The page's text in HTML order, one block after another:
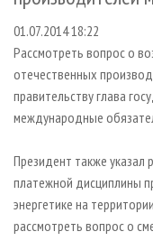
СУШКА ДРЕВЕСИНЫ
ПРОИЗВОДСТВО
ДЕРЕВЯННОЕ
БИОЭНЕРГЕТИКА
ЦБП
ИНСТРУМЕНТ И
ПЕРСОНЫ
МОБИЛЬНЫЕ
ОФИЦИАЛЬНЫЕ
RUSSIAN
ГАЗЕТА
БИБЛИОТЕКА
ПОДПИСКА
КОНТАКТЫ
РЕКЛАМОДАТЕЛЯМ
РЕКЛАМА
РЕКЛАМА НА САЙТЕ
01.07.2014 18:22
Рассмотреть вопрос о
отечественных
правительству глава
международные
Президент также указал
платежной дисциплины
энергетике на
рассмотреть вопрос о